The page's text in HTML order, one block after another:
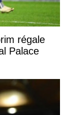
régale
Palace